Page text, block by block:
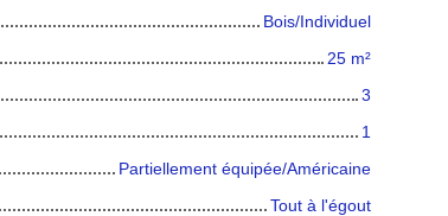
Bois/Individuel
25 m²
3
1
Partiellement équipée/Américaine
Tout à l'égout